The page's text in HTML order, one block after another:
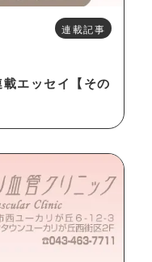
連載記事
エッセイ【その